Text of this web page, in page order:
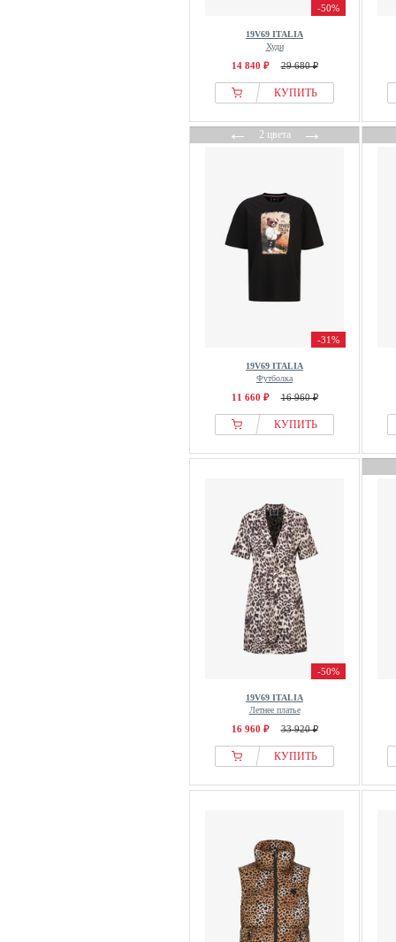
-50%
19V69 ITALIA
Худи
14 840 ₽ 29 680 ₽
КУПИТЬ
←2 цвета→
-31%
19V69 ITALIA
Футболка
11 660 ₽ 16 960 ₽
КУПИТЬ
-50%
19V69 ITALIA
Летнее платье
16 960 ₽ 33 920 ₽
КУПИТЬ